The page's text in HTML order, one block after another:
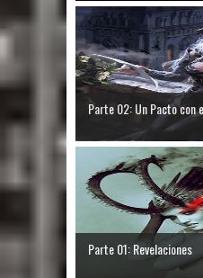
Parte 02: Un Pacto con
Parte 01: Revelaciones